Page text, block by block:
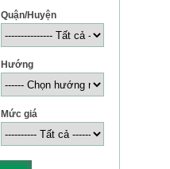
Quận/Huyện
Hướng
Mức giá